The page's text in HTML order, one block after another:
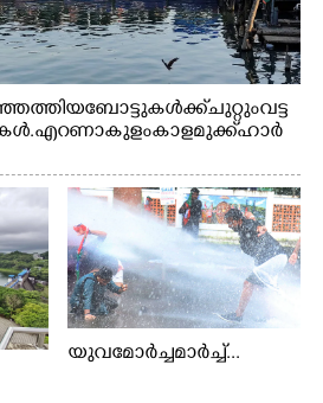
ബോട്ടുകൾക്ക് ചുറ്റും വട്ട
എറണാകുളം കാളമുക്ക് ഹാർ
യുവമോർച്ചമാർച്ച്...